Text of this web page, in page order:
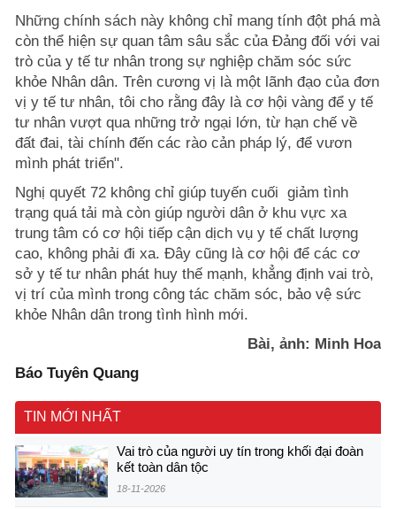
Những chính sách này không chỉ mang tính đột phá mà
còn thể hiện sự quan tâm sâu sắc của Đảng đối với vai
trò của y tế tư nhân trong sự nghiệp chăm sóc sức
khỏe Nhân dân. Trên cương vị là một lãnh đạo của đơn
vị y tế tư nhân, tôi cho rằng đây là cơ hội vàng để y tế
tư nhân vượt qua những trở ngại lớn, từ hạn chế về
đất đai, tài chính đến các rào cản pháp lý, để vươn
mình phát triển".
Nghị quyết 72 không chỉ giúp tuyến cuối giảm tình
trạng quá tải mà còn giúp người dân ở khu vực xa
trung tâm có cơ hội tiếp cận dịch vụ y tế chất lượng
cao, không phải đi xa. Đây cũng là cơ hội để các cơ
sở y tế tư nhân phát huy thế mạnh, khẳng định vai trò,
vị trí của mình trong công tác chăm sóc, bảo vệ sức
khỏe Nhân dân trong tình hình mới.
Bài, ảnh: Minh Hoa
Báo Tuyên Quang
TIN MỚI NHẤT
Vai trò của người uy tín trong khối đại đoàn
kết toàn dân tộc
18-11-2026